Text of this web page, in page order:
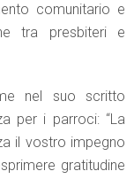
comunitario e
tra presbiteri e
nel suo scritto
per i parroci: “La
il vostro impegno
gratitudine